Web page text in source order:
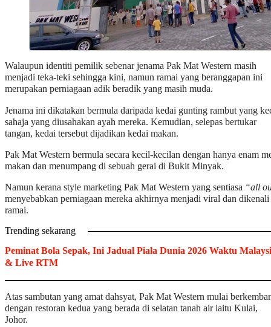
Walaupun identiti pemilik sebenar jenama Pak Mat Western masih
menjadi teka-teki sehingga kini, namun ramai yang beranggapan ini
merupakan perniagaan adik beradik yang masih muda.
Jenama ini dikatakan bermula daripada kedai gunting rambut yang
sahaja yang diusahakan ayah mereka. Kemudian, selepas bertukar
tangan, kedai tersebut dijadikan kedai makan.
Pak Mat Western bermula secara kecil-kecilan dengan hanya enam
makan dan menumpang di sebuah gerai di Bukit Minyak.
Namun kerana style marketing Pak Mat Western yang sentiasa “all
menyebabkan perniagaan mereka akhirnya menjadi viral dan dikenali
ramai.
Trending sekarang
Peminat Bola Sepak, Ini Jadual Piala Dunia 2026 Waktu
& Live RTM
Atas sambutan yang amat dahsyat, Pak Mat Western mulai
dengan restoran kedua yang berada di selatan tanah air iaitu Kulai,
Johor.